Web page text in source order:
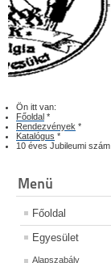
Ön itt van:
Főoldal *
Rendezvények *
Katalógus *
10 éves Jubileumi szám
Menü
Főoldal
Egyesület
Alapszabály